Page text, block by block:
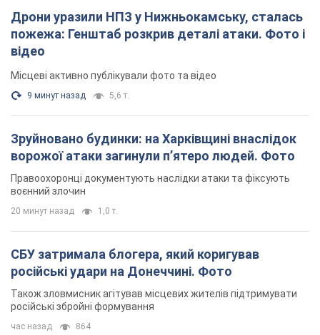
Дрони уразили НПЗ у Нижньокамську, сталась
пожежа: Генштаб розкрив деталі атаки. Фото і
відео
Місцеві активно публікували фото та відео
9 минут назад 5,6 т.
Зруйновано будинки: на Харківщині внаслідок
ворожої атаки загинули п’ятеро людей. Фото
Правоохоронці документують наслідки атаки та фіксують
воєнний злочин
20 минут назад 1,0 т.
СБУ затримала блогера, який коригував
російські удари на Донеччині. Фото
Також зловмисник агітував місцевих жителів підтримувати
російські збройні формування
час назад 864